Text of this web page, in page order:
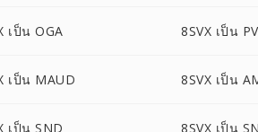
เป็น OGA 8SVX เป็น
เป็น MAUD 8SVX เป็น
เป็น SND 8SVX เป็น